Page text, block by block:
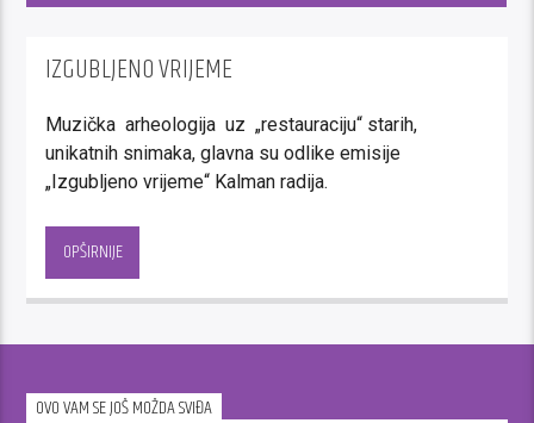
IZGUBLJENO VRIJEME
Muzička arheologija uz „restauraciju“ starih,
unikatnih snimaka, glavna su odlike emisije
„Izgubljeno vrijeme“ Kalman radija.
vraćamo se u prošlo stoljeće i preslušavamo pjesme
koje su obilježile nečije mladosti, najljepše godine, ali
istovremeno i pjesme koje zahvaljujući kvalitetu ne
iskustvo dvije ili tri generacije savremenika, u
OPŠIRNIJE
OVO VAM SE JOŠ MOŽDA SVIĐA